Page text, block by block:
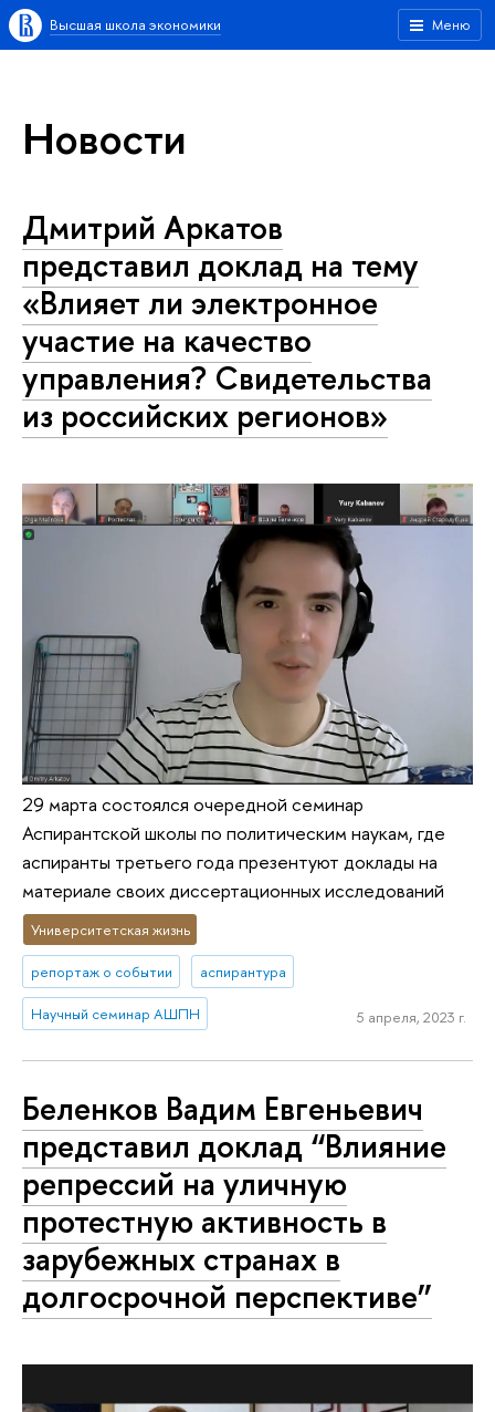
Меню
Высшая школа экономики
Новости
Дмитрий Аркатов
представил доклад на тему
«Влияет ли электронное
участие на качество
управления? Свидетельства
из российских регионов»
29 марта состоялся очередной семинар
Аспирантской школы по политическим наукам, где
аспиранты третьего года презентуют доклады на
материале своих диссертационных исследований
Университетская жизнь
репортаж о событии аспирантура
Научный семинар АШПН 5 апреля, 2023 г.
Беленков Вадим Евгеньевич
представил доклад “Влияние
репрессий на уличную
протестную активность в
зарубежных странах в
долгосрочной перспективе”